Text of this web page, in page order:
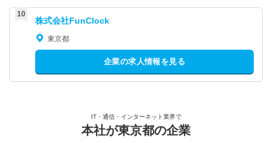
株式会社FunClock
東京都
企業の求人情報を見る
IT・通信・インターネット業界で
本社が東京都の企業